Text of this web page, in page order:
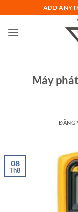
qua
nội
ADD
Máy
ĐĂNG
08
Th8